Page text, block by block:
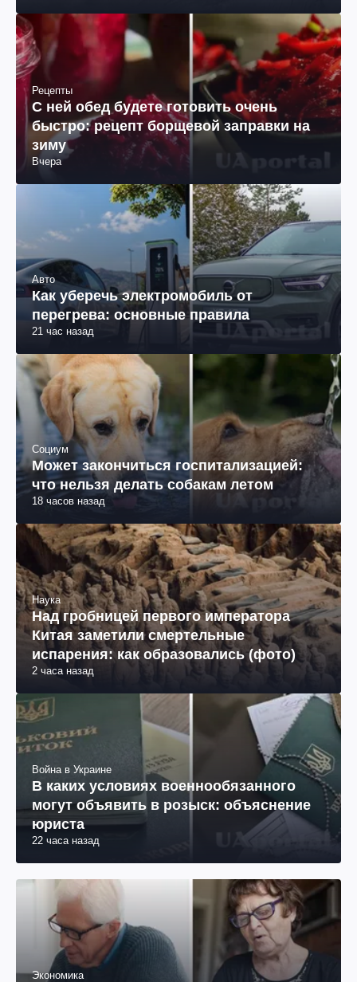
Рецепты
С ней обед будете готовить очень
быстро: рецепт борщевой заправки на
зиму
Вчера
Авто
Как уберечь электромобиль от
перегрева: основные правила
21 час назад
Социум
Может закончиться госпитализацией:
что нельзя делать собакам летом
18 часов назад
Наука
Над гробницей первого императора
Китая заметили смертельные
испарения: как образовались (фото)
2 часа назад
Война в Украине
В каких условиях военнообязанного
могут объявить в розыск: объяснение
юриста
22 часа назад
Экономика